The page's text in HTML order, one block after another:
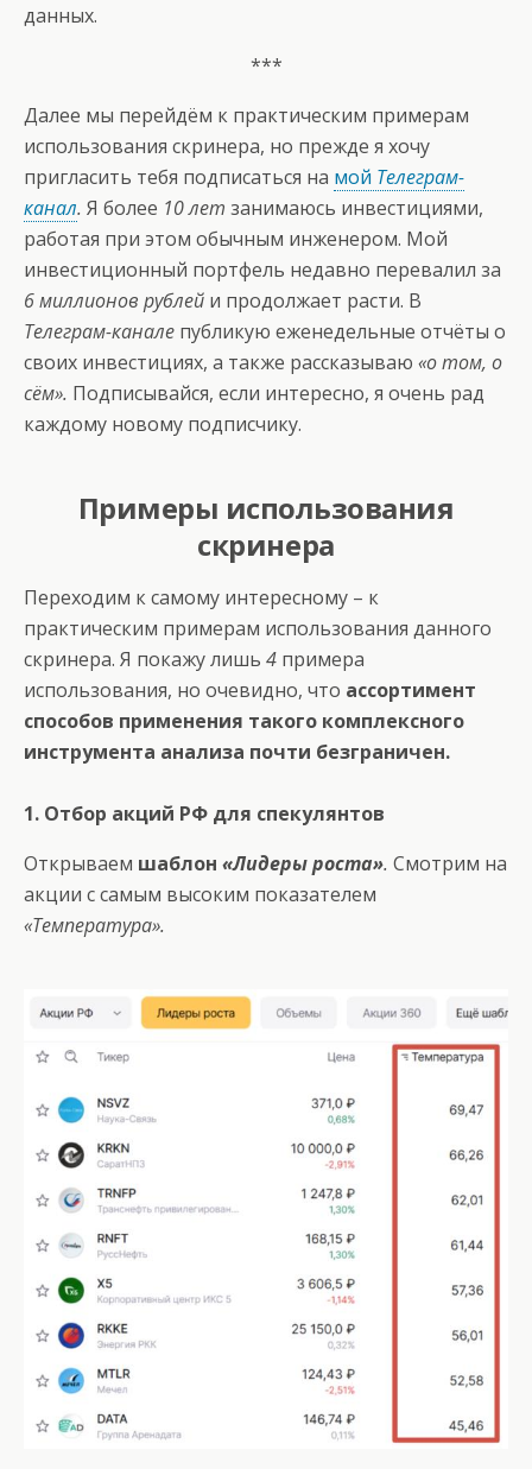
данных.
***
Далее мы перейдём к практическим примерам
использования скринера, но прежде я хочу
пригласить тебя подписаться на мой Телеграм-
канал. Я более 10 лет занимаюсь инвестициями,
работая при этом обычным инженером. Мой
инвестиционный портфель недавно перевалил за
6 миллионов рублей и продолжает расти. В
Телеграм-канале публикую еженедельные отчёты о
своих инвестициях, а также рассказываю «о том, о
сём». Подписывайся, если интересно, я очень рад
каждому новому подписчику.
Примеры использования
скринера
Переходим к самому интересному – к
практическим примерам использования данного
скринера. Я покажу лишь 4 примера
использования, но очевидно, что ассортимент
способов применения такого комплексного
инструмента анализа почти безграничен.
1. Отбор акций РФ для спекулянтов
Открываем шаблон «Лидеры роста». Смотрим на
акции с самым высоким показателем
«Температура».